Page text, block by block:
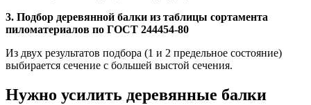
3. Подбор деревянной балки из таблицы сортамента
пиломатериалов по ГОСТ 244454-80
Из двух результатов подбора (1 и 2 предельное состояние)
выбирается сечение с большей выстой сечения.
Нужно усилить деревянные балки